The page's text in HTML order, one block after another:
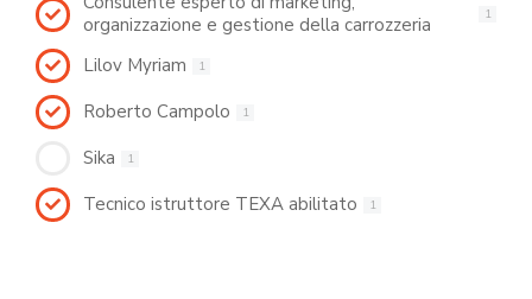
organizzazione e gestione della carrozzeria
1
Lilov Myriam 1
Roberto Campolo 1
Sika 1
Tecnico istruttore TEXA abilitato 1